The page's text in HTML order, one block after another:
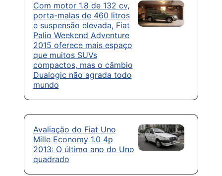
Com motor 1.8 de 132 cv,
porta-malas de 460 litros
e suspensão elevada, Fiat
Palio Weekend Adventure
2015 oferece mais espaço
que muitos SUVs
compactos, mas o câmbio
Dualogic não agrada todo
mundo
Avaliação do Fiat Uno
Mille Economy 1.0 4p
2013: O último ano do Uno
quadrado